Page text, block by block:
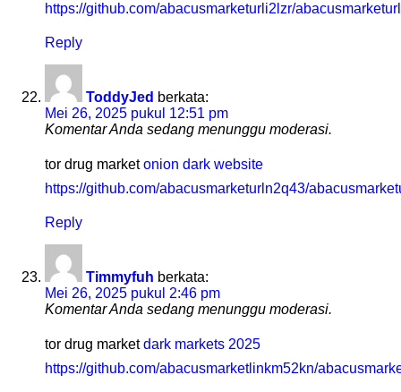
https://github.com/abacusmarketurli2lzr/abacusmarketurl
Reply
ToddyJed berkata:
Mei 26, 2025 pukul 12:51 pm
Komentar Anda sedang menunggu moderasi.
tor drug marketonion dark website
https://github.com/abacusmarketurln2q43/
Reply
Timmyfuh berkata:
Mei 26, 2025 pukul 2:46 pm
Komentar Anda sedang menunggu moderasi.
tor drug marketdark markets 2025
https://github.com/abacusmarketlinkm52kn/